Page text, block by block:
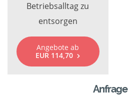
Betriebsalltag zu
entsorgen
Angebote ab
EUR 114,70
Anfrage